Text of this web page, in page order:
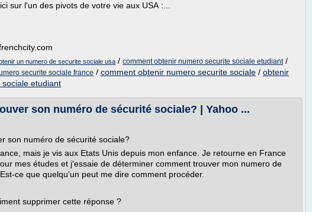
sur l'un des pivots de votre vie aux USA :...
un numero de securite sociale usa / comment obtenir numero securite sociale etudiant/
securite sociale france / comment obtenir numero securite sociale / obtenir
etudiant
son numéro de sécurité sociale? | Yahoo ...
son numéro de sécurité sociale?
mais je vis aux Etats Unis depuis mon enfance. Je retourne en France
mes études et j'essaie de déterminer comment trouver mon numero de
ce que quelqu'un peut me dire comment procéder.
supprimer cette réponse ?